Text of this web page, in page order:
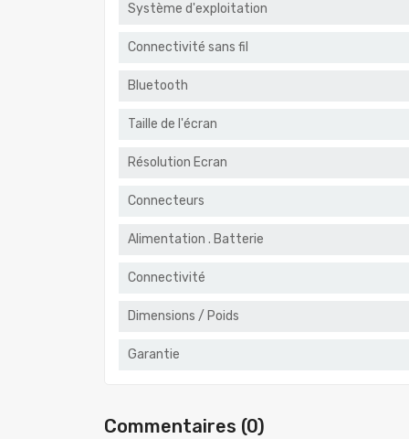
Système d'exploitation
Connectivité sans fil
Bluetooth
Taille de l'écran
Résolution Ecran
Connecteurs
Alimentation . Batterie
Connectivité
Dimensions / Poids
Garantie
Commentaires (0)